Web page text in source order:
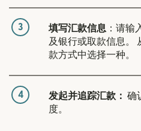
3 填写汇款信息 ：请输
及银行或取款信息。
款方式中选择一种。
4 发起并追踪汇款： 确
度。